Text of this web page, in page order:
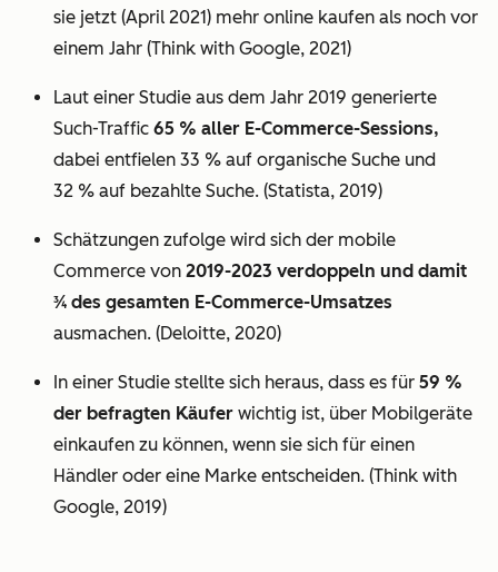
sie jetzt (April 2021) mehr online kaufen als noch vor
einem Jahr (Think with Google, 2021)
Laut einer Studie aus dem Jahr 2019 generierte
Such-Traffic 65 % aller E-Commerce-Sessions,
dabei entfielen 33 % auf organische Suche und
32 % auf bezahlte Suche. (Statista, 2019)
Schätzungen zufolge wird sich der mobile
Commerce von 2019-2023 verdoppeln und damit
3⁄4 des gesamten E-Commerce-Umsatzes
ausmachen. (Deloitte, 2020)
In einer Studie stellte sich heraus, dass es für 59 %
der befragten Käufer wichtig ist, über Mobilgeräte
einkaufen zu können, wenn sie sich für einen
Händler oder eine Marke entscheiden. (Think with
Google, 2019)